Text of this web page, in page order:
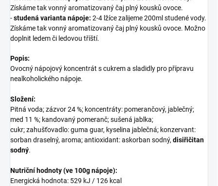
Získáme tak vonný aromatizovaný čaj plný kousků ovoce.
-studená varianta nápoje: 2-4 lžíce zalijeme 200ml studené vody.
Získáme tak vonný aromatizovaný čaj plný kousků ovoce. Možno
doplnit ledem či ledovou tříští.
Popis:
Ovocný nápojový koncentrát s cukrem a sladidly pro přípravu
nealkoholického nápoje.
Složení:
Pitná voda; zázvor 24 %; koncentráty: pomerančový, jablečný;
med 11 %; kandovaný pomeranč; sušená jablka;
cukr; zahušťovadlo: guma guar, kyselina jablečná; konzervant:
sorban draselný, aroma; antioxidant: askorban sodný, disiřičitan
sodný.
Nutriční hodnoty (ve 100g nápoje):
Energická hodnota: 529 kJ / 126 kcal